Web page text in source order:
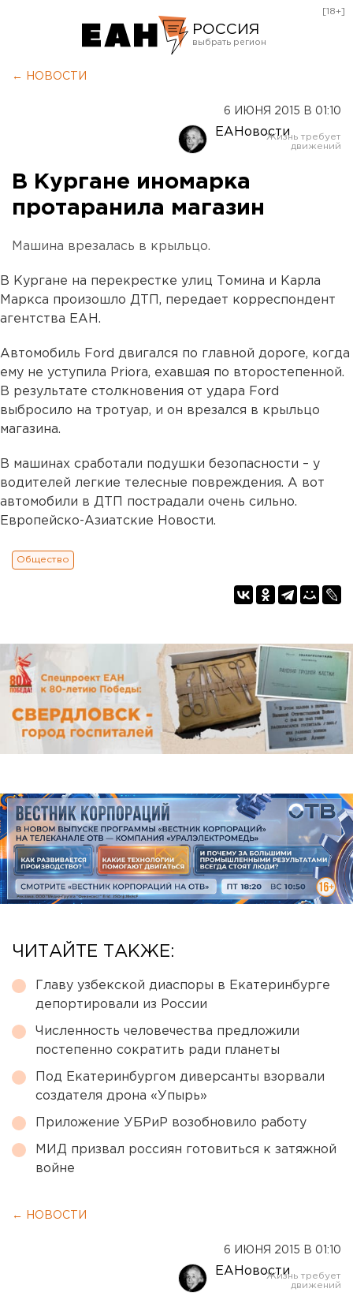
РОССИЯ
Оренбург
[18+]
← НОВОСТИ
6 ИЮНЯ 2015 В 01:10
ЕАНовости
В Кургане иномарка
протаранила магазин
Машина врезалась в крыльцо.
В Кургане на перекрестке улиц Томина и Карла
Маркса произошло ДТП, передает корреспондент
агентства ЕАН.
Автомобиль Ford двигался по главной дороге, когда
ему не уступила Priora, ехавшая по второстепенной.
В результате столкновения от удара Ford
выбросило на тротуар, и он врезался в крыльцо
магазина.
В машинах сработали подушки безопасности – у
водителей легкие телесные повреждения. А вот
автомобили в ДТП пострадали очень сильно.
Европейско-Азиатские Новости.
Общество
ЧИТАЙТЕ ТАКЖЕ:
Главу узбекской диаспоры в Екатеринбурге
депортировали из России
Численность человечества предложили
постепенно сократить ради планеты
Под Екатеринбургом диверсанты взорвали
создателя дрона «Упырь»
Приложение УБРиР возобновило работу
МИД призвал россиян готовиться к затяжной
войне
← НОВОСТИ
6 ИЮНЯ 2015 В 01:10
ЕАНовости